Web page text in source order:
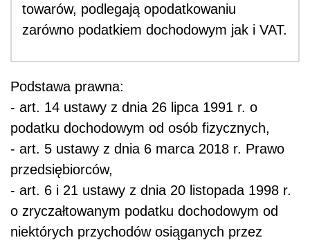
towarów, podlegają opodatkowaniu
zarówno podatkiem dochodowym jak i VAT.
Podstawa prawna:
- art. 14 ustawy z dnia 26 lipca 1991 r. o
podatku dochodowym od osób fizycznych,
- art. 5 ustawy z dnia 6 marca 2018 r. Prawo
przedsiębiorców,
- art. 6 i 21 ustawy z dnia 20 listopada 1998 r.
o zryczałtowanym podatku dochodowym od
niektórych przychodów osiąganych przez